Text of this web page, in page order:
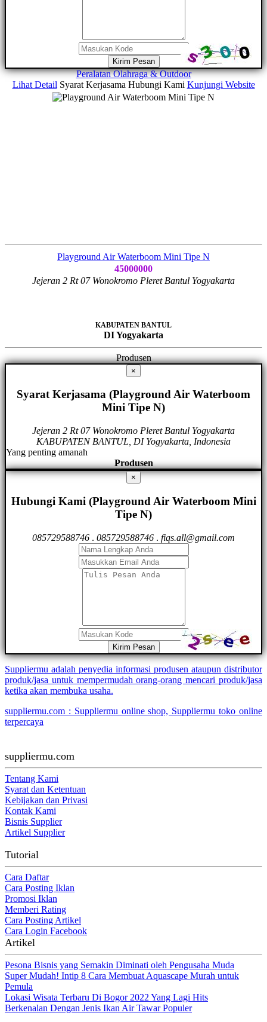
Kirim Pesan
Peralatan Olahraga & Outdoor
Lihat Detail Syarat Kerjasama Hubungi Kami Kunjungi Website
Playground Air Waterboom Mini Tipe N
45000000
Jejeran 2 Rt 07 Wonokromo Pleret Bantul Yogyakarta
KABUPATEN BANTUL
DI Yogyakarta
Produsen
×
Syarat Kerjasama (Playground Air Waterboom
Mini Tipe N)
Jejeran 2 Rt 07 Wonokromo Pleret Bantul Yogyakarta
KABUPATEN BANTUL, DI Yogyakarta, Indonesia
Yang penting amanah
Produsen
×
Hubungi Kami (Playground Air Waterboom Mini
Tipe N)
085729588746 . 085729588746 . fiqs.all@gmail.com
Kirim Pesan
Suppliermu adalah penyedia informasi produsen ataupun distributor
produk/jasa untuk mempermudah orang-orang mencari produk/jasa
ketika akan membuka usaha.
suppliermu.com : Suppliermu online shop, Suppliermu toko online
terpercaya
suppliermu.com
Tentang Kami
Syarat dan Ketentuan
Kebijakan dan Privasi
Kontak Kami
Bisnis Supplier
Artikel Supplier
Tutorial
Cara Daftar
Cara Posting Iklan
Promosi Iklan
Memberi Rating
Cara Posting Artikel
Cara Login Facebook
Artikel
Pesona Bisnis yang Semakin Diminati oleh Pengusaha Muda
Super Mudah! Intip 8 Cara Membuat Aquascape Murah untuk
Pemula
Lokasi Wisata Terbaru Di Bogor 2022 Yang Lagi Hits
Berkenalan Dengan Jenis Ikan Air Tawar Populer